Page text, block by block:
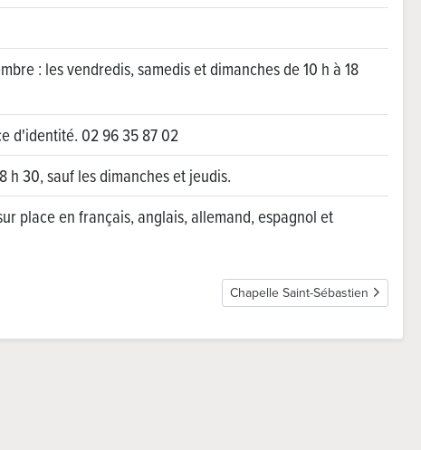
: les vendredis, samedis et dimanches de 10 h à 18
d'identité. 02 96 35 87 02
h 30, sauf les dimanches et jeudis.
place en français, anglais, allemand, espagnol et
Article suivant : Chapelle Saint-
Chapelle Saint-Sébastien